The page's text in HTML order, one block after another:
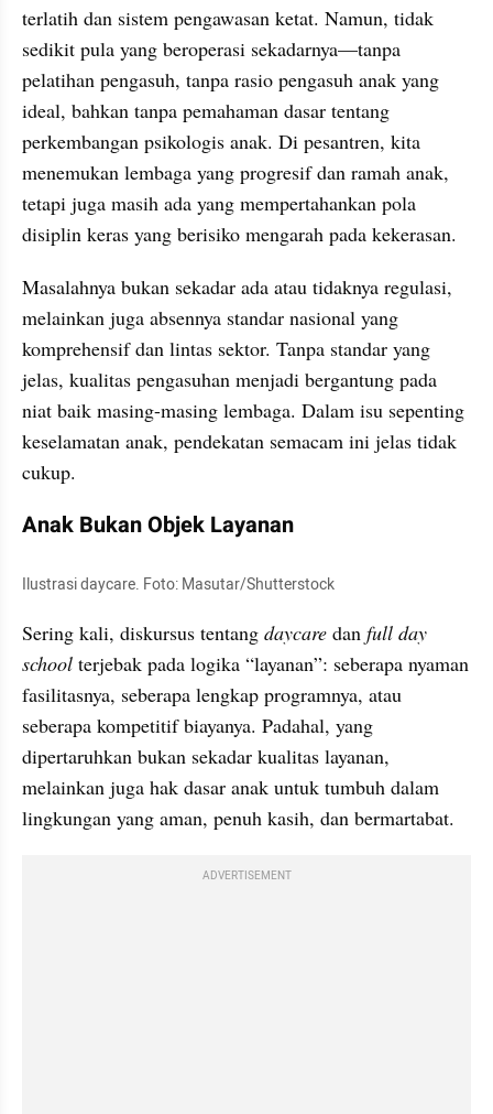
terlatih dan sistem pengawasan ketat. Namun, tidak
sedikit pula yang beroperasi sekadarnya—tanpa
pelatihan pengasuh, tanpa rasio pengasuh anak yang
ideal, bahkan tanpa pemahaman dasar tentang
perkembangan psikologis anak. Di pesantren, kita
menemukan lembaga yang progresif dan ramah anak,
tetapi juga masih ada yang mempertahankan pola
disiplin keras yang berisiko mengarah pada kekerasan.
Masalahnya bukan sekadar ada atau tidaknya regulasi,
melainkan juga absennya standar nasional yang
komprehensif dan lintas sektor. Tanpa standar yang
jelas, kualitas pengasuhan menjadi bergantung pada
niat baik masing-masing lembaga. Dalam isu sepenting
keselamatan anak, pendekatan semacam ini jelas tidak
cukup.
Anak Bukan Objek Layanan
Ilustrasi daycare. Foto: Masutar/Shutterstock
Sering kali, diskursus tentang daycare dan full day
school terjebak pada logika “layanan”: seberapa nyaman
fasilitasnya, seberapa lengkap programnya, atau
seberapa kompetitif biayanya. Padahal, yang
dipertaruhkan bukan sekadar kualitas layanan,
melainkan juga hak dasar anak untuk tumbuh dalam
lingkungan yang aman, penuh kasih, dan bermartabat.
ADVERTISEMENT